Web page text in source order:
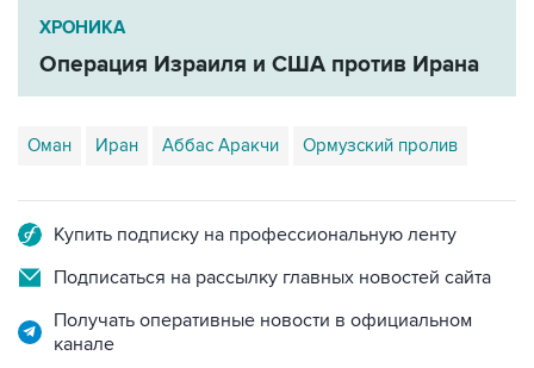
ХРОНИКА
Операция Израиля и США против Ирана
Оман Иран Аббас Аракчи Ормузский пролив
Купить подписку на профессиональную ленту
Подписаться на рассылку главных новостей сайта
Получать оперативные новости в официальном
канале